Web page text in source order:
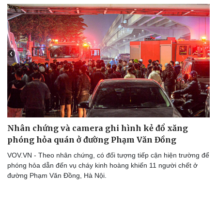
Nhân chứng và camera ghi hình kẻ đổ xăng
phóng hỏa quán ở đường Phạm Văn Đồng
VOV.VN - Theo nhân chứng, có đối tượng tiếp cận hiện trường để
phóng hỏa dẫn đến vụ cháy kinh hoàng khiến 11 người chết ở
đường Phạm Văn Đồng, Hà Nội.